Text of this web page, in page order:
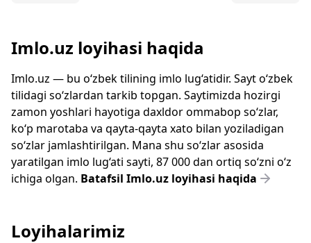
Imlo.uz loyihasi haqida
Imlo.uz — bu o‘zbek tilining imlo lug‘atidir. Sayt o‘zbek
tilidagi so‘zlardan tarkib topgan. Saytimizda hozirgi
zamon yoshlari hayotiga daxldor ommabop so‘zlar,
ko‘p marotaba va qayta-qayta xato bilan yoziladigan
so‘zlar jamlashtirilgan. Mana shu so‘zlar asosida
yaratilgan imlo lug‘ati sayti, 87 000 dan ortiq so‘zni o‘z
ichiga olgan. Batafsil Imlo.uz loyihasi haqida
Loyihalarimiz